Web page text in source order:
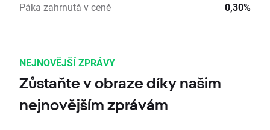
Páka zahrnutá v ceně 0,30%
NEJNOVĚJŠÍ ZPRÁVY
Zůstaňte v obraze díky našim
nejnovějším zprávám